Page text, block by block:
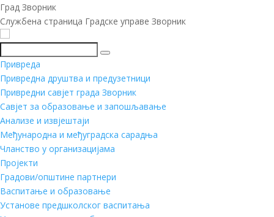
Град Зворник
Службена страница Градске управе Зворник
Претражи
Привреда
Привредна друштва и предузетници
Привредни савјет града Зворник
Савјет за образовање и запошљавање
Анализе и извјештаји
Међународна и међуградска сарадња
Чланство у организацијама
Пројекти
Градови/општине партнери
Васпитање и образовање
Установе предшколског васпитања